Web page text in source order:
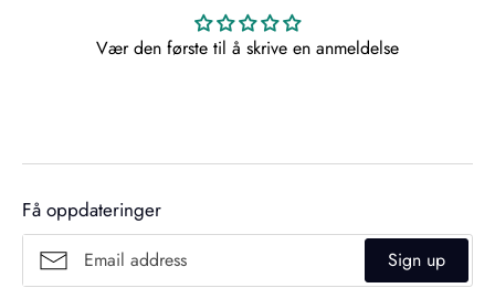
Vær den første til å skrive en anmeldelse
Få oppdateringer
Sign up